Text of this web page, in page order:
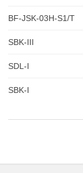
BF-JSK-03H-S1/T
SBK-III
SDL-I
SBK-I